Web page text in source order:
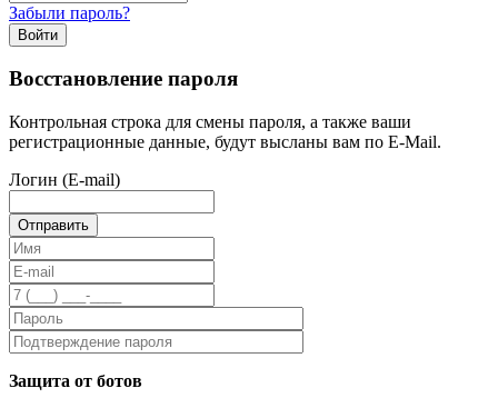
Забыли пароль?
Войти
Восстановление пароля
Контрольная строка для смены пароля, а также ваши
регистрационные данные, будут высланы вам по E-Mail.
Логин (E-mail)
Защита от ботов